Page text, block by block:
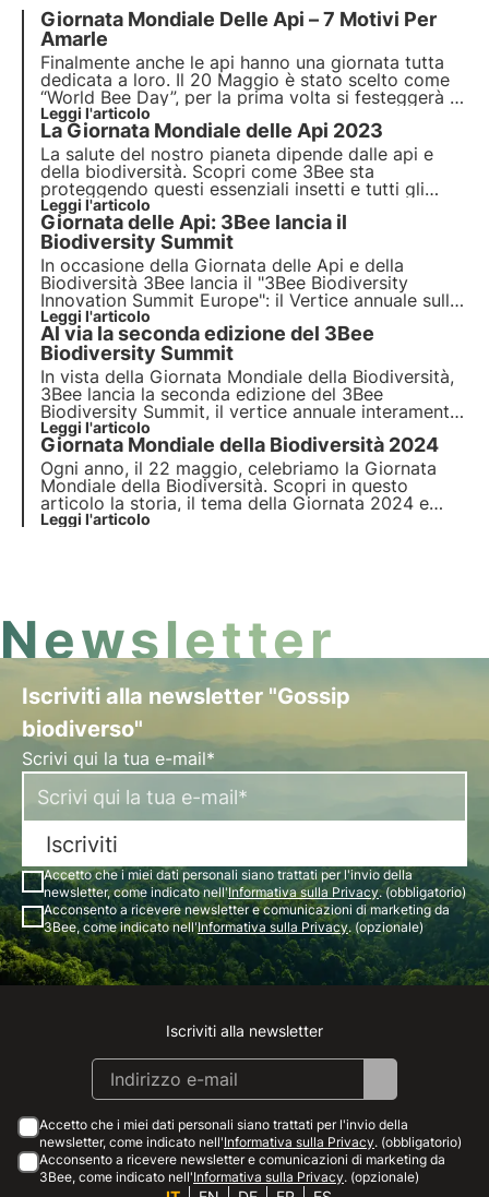
Giornata Mondiale Delle Api – 7 Motivi Per
Amarle
Finalmente anche le api hanno una giornata tutta
dedicata a loro. Il 20 Maggio è stato scelto come
“World Bee Day”, per la prima volta si festeggerà in
tutto il mondo. L’Assemblea Generale delle Nazioni
Unite ha adottato la risoluzione che indica questa
come data ufficiale per la Giornata delle Api.
Leggi l'articolo
La Giornata Mondiale delle Api 2023
La salute del nostro pianeta dipende dalle api e
della biodiversità. Scopri come 3Bee sta
proteggendo questi essenziali insetti e tutti gli
impollinatori in occasione della Giornata Mondiale
delle Api 2023.
Leggi l'articolo
Giornata delle Api: 3Bee lancia il
Biodiversity Summit
In occasione della Giornata delle Api e della
Biodiversità 3Bee lancia il "3Bee Biodiversity
Innovation Summit Europe": il Vertice annuale sulla
biodiversità per definire i
nell'approccio alla tutela della biodiversità nelle
imprese e nell'economia internazionale.
Leggi l'articolo
Al via la seconda edizione del 3Bee
Biodiversity Summit
In vista della Giornata Mondiale della Biodiversità,
3Bee lancia la seconda edizione del 3Bee
Biodiversity Summit, il vertice annuale interamente
dedicato alla biodiversità che si terrà il 21 Maggio
2024 a Milano. Scopri il programma, le attività e
come partecipare.
Leggi l'articolo
Giornata Mondiale della Biodiversità 2024
Ogni anno, il 22 maggio, celebriamo la Giornata
Mondiale della Biodiversità. Scopri in questo
articolo la storia, il tema della Giornata 2024 e
l'impegno di 3Bee nel monitoraggio, tutela e
Leggi l'articolo
Newsletter
Iscriviti alla newsletter "Gossip
biodiverso"
Scrivi qui la tua e-mail*
Iscriviti
Accetto che i miei dati personali siano trattati per l'invio della
newsletter, come indicato nell'Informativa sulla Privacy. (obbligatorio)
Acconsento a ricevere newsletter e comunicazioni di marketing da
3Bee, come indicato nell'Informativa sulla Privacy. (opzionale)
Instagram
Facebook
Linkedin
Youtube
Iscriviti alla newsletter
Accetto che i miei dati personali siano trattati per l'invio della
newsletter, come indicato nell'Informativa sulla Privacy. (obbligatorio)
Acconsento a ricevere newsletter e comunicazioni di marketing da
3Bee, come indicato nell'Informativa sulla Privacy. (opzionale)